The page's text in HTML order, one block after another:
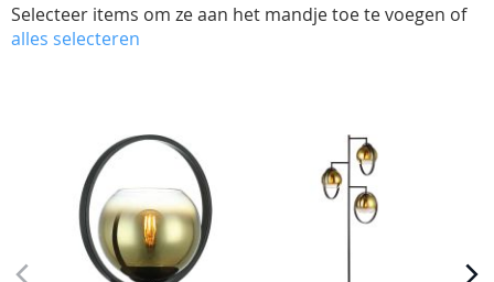
Selecteer items om ze aan het mandje toe te voegen of
alles selecteren